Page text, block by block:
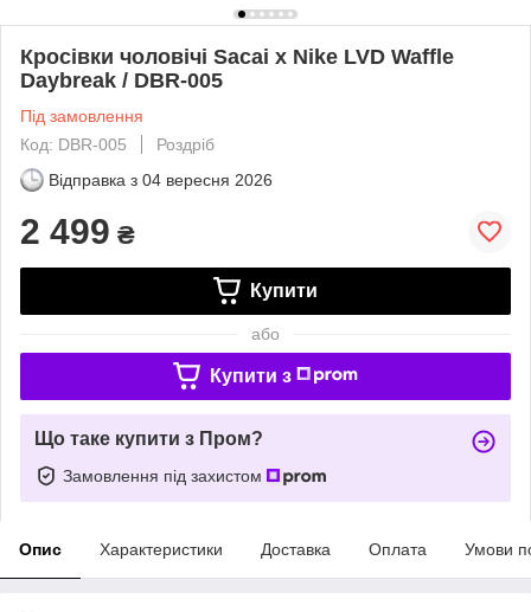
Кросівки чоловічі Sacai x Nike LVD Waffle
Daybreak / DBR-005
Під замовлення
Код: DBR-005
Роздріб
Відправка з 04 вересня 2026
2 499 ₴
Купити
або
Купити з
Що таке купити з Пром?
Замовлення під захистом
Опис Характеристики Доставка Оплата Умови